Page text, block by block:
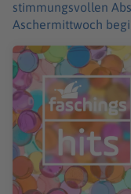
stimmungsvollen
Aschermittwoch
Audiotitel - Faschings